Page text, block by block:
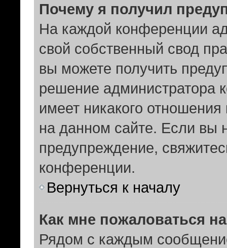
Почему я получил
На каждой конференции
свой собственный свод
вы можете получить
решение администратора
имеет никакого
на данном сайте. Если вы
предупреждение,
конференции.
Вернуться к началу
Как мне пожаловаться
Рядом с каждым